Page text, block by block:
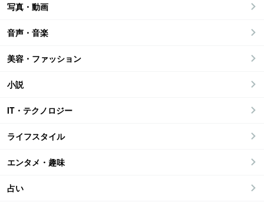
写真・動画
音声・音楽
美容・ファッション
小説
IT・テクノロジー
ライフスタイル
エンタメ・趣味
占い